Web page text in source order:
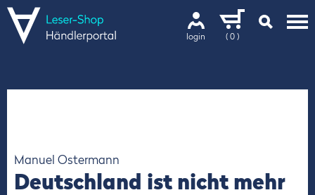
login ( 0 )
Manuel Ostermann
Deutschland ist nicht mehr